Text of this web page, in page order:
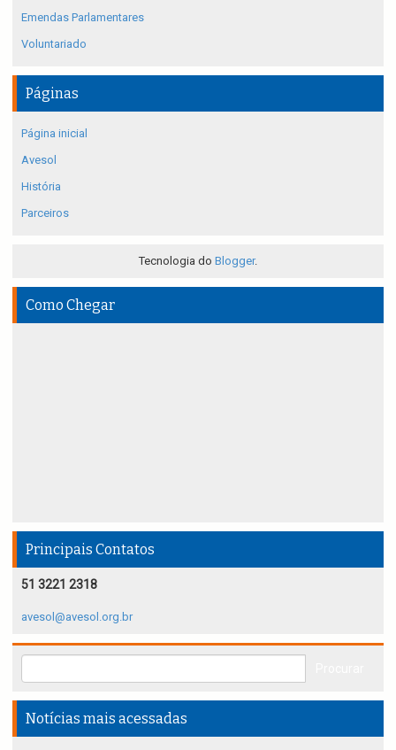
Emendas Parlamentares
Voluntariado
Páginas
Página inicial
Avesol
História
Parceiros
Tecnologia do Blogger.
Como Chegar
Principais Contatos
51 3221 2318
avesol@avesol.org.br
Notícias mais acessadas